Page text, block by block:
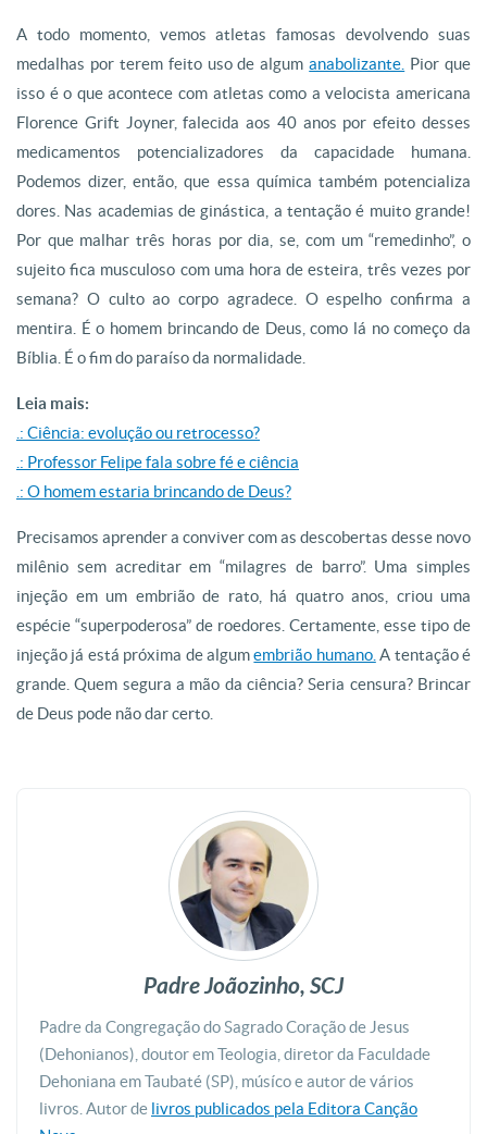
A todo momento, vemos atletas famosas devolvendo suas
medalhas por terem feito uso de algumanabolizante. Pior que
isso é o que acontece com atletas como a velocista americana
Florence Grift Joyner, falecida aos 40 anos por efeito desses
medicamentos potencializadores da capacidade humana.
Podemos dizer, então, que essa química também potencializa
dores. Nas academias de ginástica, a tentação é muito grande!
Por que malhar três horas por dia, se, com um “remedinho”, o
sujeito fica musculoso com uma hora de esteira, três vezes por
semana? O culto ao corpo agradece. O espelho confirma a
mentira. É o homem brincando de Deus, como lá no começo da
Bíblia. É o fim do paraíso da normalidade.
Leia mais:
.: Ciência: evolução ou retrocesso?
.: Professor Felipe fala sobre fé e ciência
.: O homem estaria brincando de Deus?
Precisamos aprender a conviver com as descobertas desse novo
milênio sem acreditar em “milagres de barro”. Uma simples
injeção em um embrião de rato, há quatro anos, criou uma
espécie “superpoderosa” de roedores. Certamente, esse tipo de
injeção já está próxima de algumembrião humano. A tentação é
grande. Quem segura a mão da ciência? Seria censura? Brincar
de Deus pode não dar certo.
Padre Joãozinho, SCJ
Padre da Congregação do Sagrado Coração de Jesus
(Dehonianos), doutor em Teologia, diretor da Faculdade
Dehoniana em Taubaté (SP), músíco e autor de vários
livros. Autor de livros publicados pela Editora Canção